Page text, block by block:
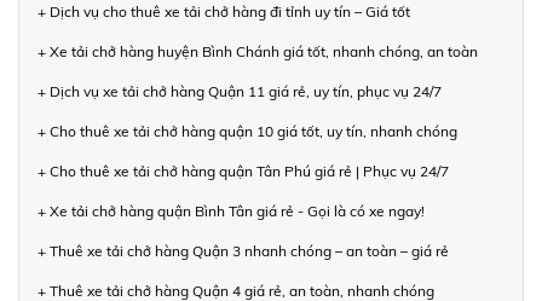
+ Dịch vụ cho thuê xe tải chở hàng đi tỉnh uy tín – Giá tốt
+ Xe tải chở hàng huyện Bình Chánh giá tốt, nhanh chóng, an toàn
+ Dịch vụ xe tải chở hàng Quận 11 giá rẻ, uy tín, phục vụ 24/7
+ Cho thuê xe tải chở hàng quận 10 giá tốt, uy tín, nhanh chóng
+ Cho thuê xe tải chở hàng quận Tân Phú giá rẻ | Phục vụ 24/7
+ Xe tải chở hàng quận Bình Tân giá rẻ - Gọi là có xe ngay!
+ Thuê xe tải chở hàng Quận 3 nhanh chóng – an toàn – giá rẻ
+ Thuê xe tải chở hàng Quận 4 giá rẻ, an toàn, nhanh chóng